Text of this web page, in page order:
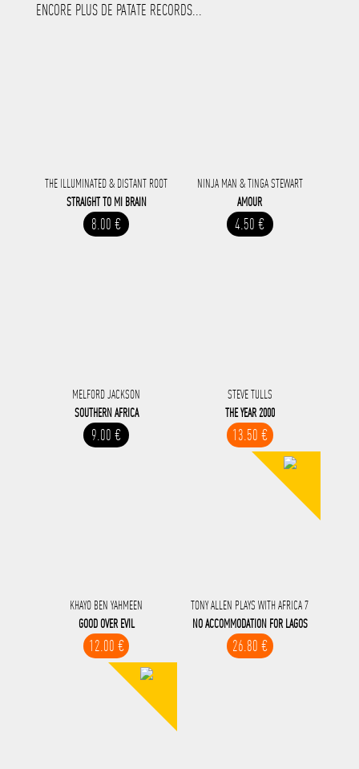
ENCORE PLUS DE PATATE RECORDS...
THE ILLUMINATED & DISTANT ROOT
STRAIGHT TO MI BRAIN
8.00 €
NINJA MAN & TINGA STEWART
AMOUR
4.50 €
MELFORD JACKSON
SOUTHERN AFRICA
9.00 €
STEVE TULLS
THE YEAR 2000
13.50 €
KHAYO BEN YAHMEEN
GOOD OVER EVIL
12.00 €
TONY ALLEN PLAYS WITH AFRICA 7
NO ACCOMMODATION FOR LAGOS
26.80 €